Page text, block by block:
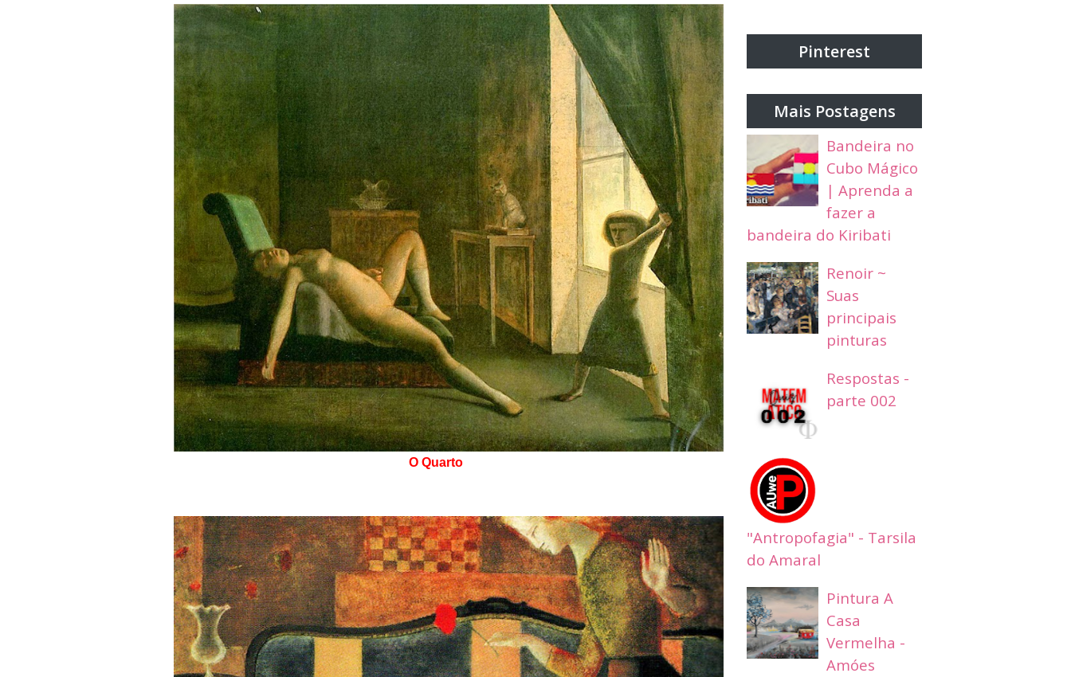
O Quarto
Pinterest
Mais Postagens
Bandeira no
Cubo Mágico
| Aprenda a
fazer a
bandeira do Kiribati
Renoir ~
Suas
principais
pinturas
Respostas -
parte 002
"Antropofagia" - Tarsila
do Amaral
Pintura A
Casa
Vermelha -
Amóes